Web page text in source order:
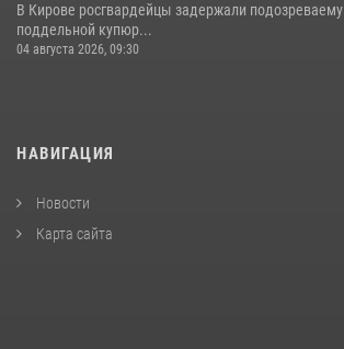
В Кирове росгвардейцы задержали
поддельной купюр...
04 августа 2026, 09:30
НАВИГАЦИЯ
Новости
Карта сайта